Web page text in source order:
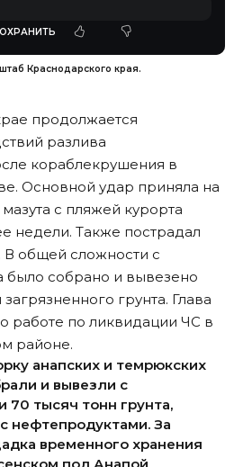
Краснодарского края.
продолжается
разлива
кораблекрушения в
Основной удар приняла на
с пляжей курорта
недели. Также пострадал
общей сложности с
было собрано и вывезено
грунта. Глава
работе по ликвидации ЧС в
районе.
анапских и темрюкских
и вывезли с
70 тысяч тонн грунта,
нефтепродуктами. За
временного хранения